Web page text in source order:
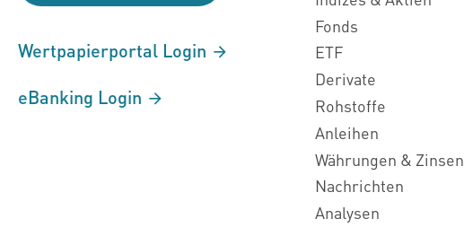
Wertpapierportal Login
eBanking Login
Fonds
ETF
Derivate
Rohstoffe
Anleihen
Währungen & Zinsen
Nachrichten
Analysen